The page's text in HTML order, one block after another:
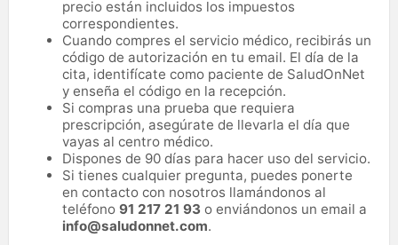
precio están incluidos los impuestos
correspondientes.
Cuando compres el servicio médico, recibirás un
código de autorización en tu email. El día de la
cita, identifícate como paciente de SaludOnNet
y enseña el código en la recepción.
Si compras una prueba que requiera
prescripción, asegúrate de llevarla el día que
vayas al centro médico.
Dispones de 90 días para hacer uso del servicio.
Si tienes cualquier pregunta, puedes ponerte
en contacto con nosotros llamándonos al
teléfono 91 217 21 93 o enviándonos un email a
info@saludonnet.com.